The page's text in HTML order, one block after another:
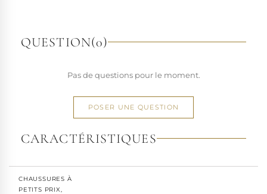
elle a étendu son savoir-faire à d'autres univers. Pleaser est
aujourd'hui distribuée dans 110 pays.
de la mode, Pleaser propose des collections ultra féminines
une large gamme de pointures. Parce qu'un style ne
devrait jamais se réduire à une question de centimètres, la
marque défend une idée simple : permettre à chacun
d'exprimer, sans contrainte, qui il veut être.
QUESTION(0)
Pas de questions pour le moment.
POSER UNE QUESTION
CARACTÉRISTIQUES
CHAUSSURES À
PETITS PRIX,